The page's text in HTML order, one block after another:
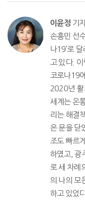
이윤정 기
손흥민 선
나19’로
고 있다.
코로나19
2020년 활
세계는 온
리는 해결
은 문을 닫
조도 빠르
하였고, 광
로 세 차례
의 나의 모
하고 있었